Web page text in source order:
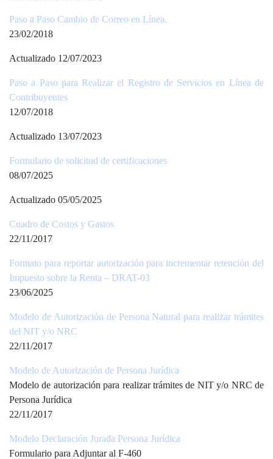
Paso a Paso Cambio de Correo en Línea.
23/02/2018
Actualizado 12/07/2023
Paso a Paso para Realizar el Registro de Servicios en Línea de
Contribuyentes
12/07/2018
Actualizado 13/07/2023
Formulario de solicitud de certificaciones
08/07/2025
Actualizado 05/05/2025
Cuadro de Costos y Gastos
22/11/2017
Formato para reportar autorización para incrementar retención del
Impuesto sobre la Renta – DRAT-03
23/06/2025
Modelo de Autorización de Persona Natural para realizar trámites
del NIT y/o NRC
22/11/2017
Modelo de Autorización de Persona Jurídica
Modelo de autorización para realizar trámites de NIT y/o NRC de
Persona Jurídica
22/11/2017
Modelo Declaración Jurada Persona Jurídica
Formulario para Adjuntar al F-460